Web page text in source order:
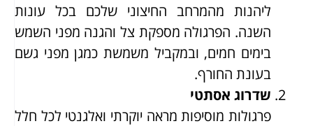
ליהנות מהמרחב החיצוני שלכם בכל עונות
השנה. הפרגולה מספקת צל והגנה מפני השמש
בימים חמים, ובמקביל משמשת כמגן מפני גשם
בעונת החורף.
שדרוג אסתטי
פרגולות מוסיפות מראה יוקרתי ואלגנטי לכל חלל